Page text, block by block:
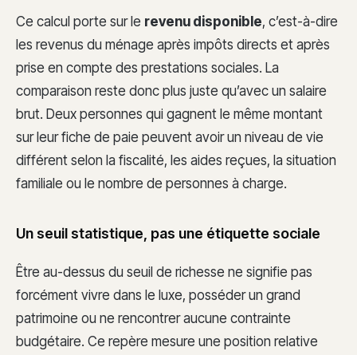
Ce calcul porte sur le revenu disponible, c’est-à-dire
les revenus du ménage après impôts directs et après
prise en compte des prestations sociales. La
comparaison reste donc plus juste qu’avec un salaire
brut. Deux personnes qui gagnent le même montant
sur leur fiche de paie peuvent avoir un niveau de vie
différent selon la fiscalité, les aides reçues, la situation
familiale ou le nombre de personnes à charge.
Un seuil statistique, pas une étiquette sociale
Être au-dessus du seuil de richesse ne signifie pas
forcément vivre dans le luxe, posséder un grand
patrimoine ou ne rencontrer aucune contrainte
budgétaire. Ce repère mesure une position relative